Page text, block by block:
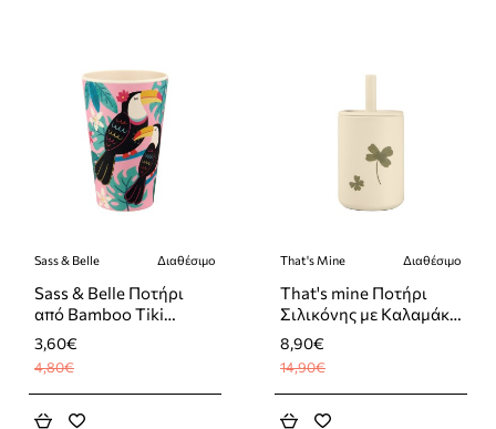
-25%
Sass & Belle Διαθέσιμο
Sass & Belle Ποτήρι
από Bamboo Tiki
Toucan
3,60€
4,80€
-40%
That's Mine Διαθέσιμο
That's mine Ποτήρι
Σιλικόνης με Καλαμάκι
Clover Meadow 180ml
8,90€
14,90€